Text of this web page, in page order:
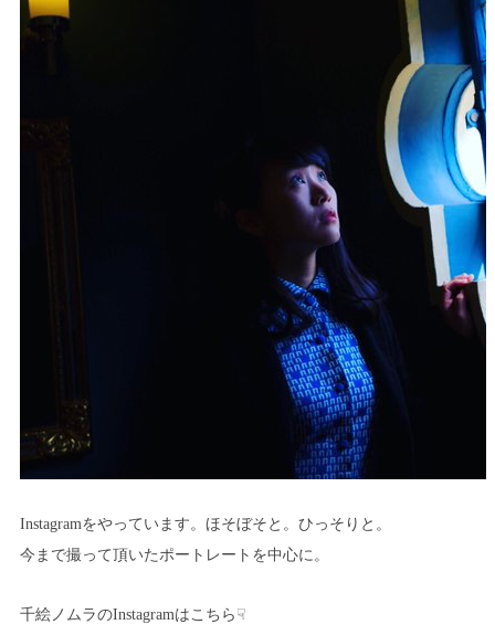
Instagramをやっています。ほそぼそと。ひっそりと。
今まで撮って頂いたポートレートを中心に。
千絵ノムラのInstagramはこちら☟